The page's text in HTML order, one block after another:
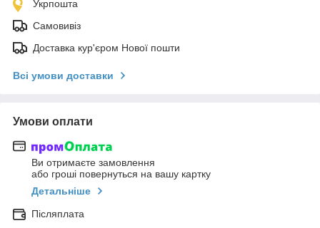
Укрпошта
Самовивіз
Доставка кур'єром Нової пошти
Всі умови доставки
Умови оплати
Ви отримаєте замовлення
або гроші повернуться на вашу картку
Детальніше
Післяплата